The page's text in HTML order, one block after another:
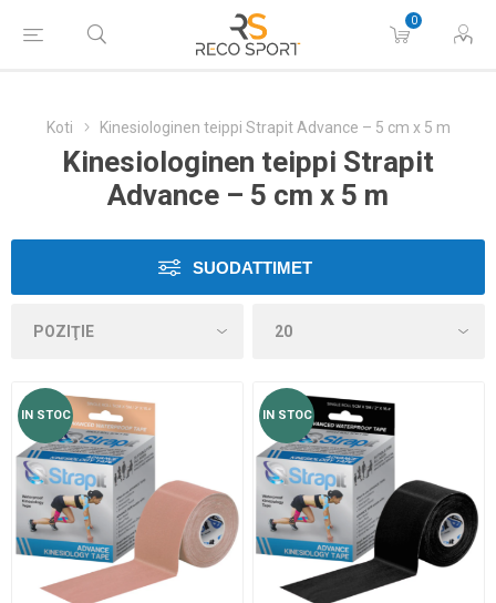
0
Koti Kinesiologinen teippi Strapit Advance – 5 cm x 5 m
Kinesiologinen teippi Strapit
Advance – 5 cm x 5 m
SUODATTIMET
IN STOC IN STOC